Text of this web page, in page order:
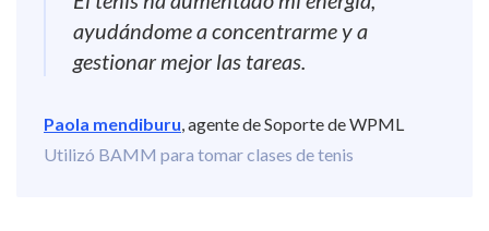
ayudándome a concentrarme y a
gestionar mejor las tareas.
Paola mendiburu , agente de Soporte de WPML
Utilizó BAMM para tomar clases de tenis